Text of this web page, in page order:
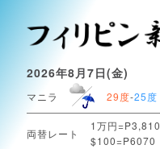
2026年8月7日(金)
マニラ 29度-25度
両替レート
1万円=P3,810
$100=P6070